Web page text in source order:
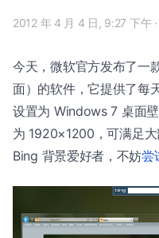
2012 年 4 月 4 日, 9:27 下午 ·
今天，微软官方发布了一
面）的软件，它提供了每
设置为 Windows 7 桌面
为 1920×1200，可满足
Bing 背景爱好者，不妨尝